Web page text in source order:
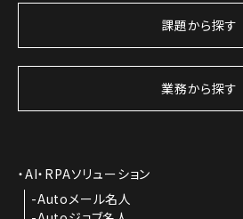
課題から探す
業務から探す
AI・RPAソリューション
Autoメール名人